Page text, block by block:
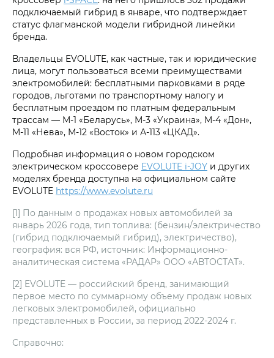
подключаемый гибрид в январе, что подтверждает
статус флагманской модели гибридной линейки
бренда.
Владельцы EVOLUTE, как частные, так и юридические
лица, могут пользоваться всеми преимуществами
электромобилей: бесплатными парковками в ряде
городов, льготами по транспортному налогу и
бесплатным проездом по платным федеральным
трассам — М-1 «Беларусь», М-3 «Украина», М-4 «Дон»,
М-11 «Нева», М-12 «Восток» и А-113 «ЦКАД».
Подробная информация о новом городском
электрическом кроссовере EVOLUTE i‑JOY и других
моделях бренда доступна на официальном сайте
EVOLUTE https://www.evolute.ru
[1] По данным о продажах новых автомобилей за
январь 2026 года, тип топлива: (бензин/электричество
(гибрид подключаемый гибрид), электричество),
география: вся РФ, источник: Информационно-
аналитическая система «РАДАР» ООО «АВТОСТАТ».
[2] EVOLUTE — российский бренд, занимающий
первое место по суммарному объему продаж новых
легковых электромобилей, официально
представленных в России, за период 2022-2024 г.
Справочно: